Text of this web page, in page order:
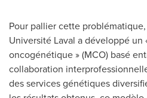
Pour pallier cette
Université Laval a développé un
oncogénétique » (MCO) basé
collaboration
des services génétiques